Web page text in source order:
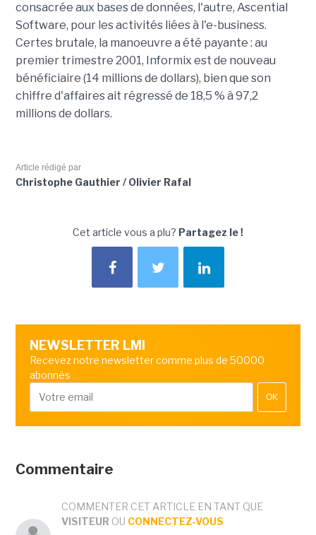
consacrée aux bases de données, l'autre, Ascential
Software, pour les activités liées à l'e-business.
Certes brutale, la manoeuvre a été payante : au
premier trimestre 2001, Informix est de nouveau
bénéficiaire (14 millions de dollars), bien que son
chiffre d'affaires ait régressé de 18,5 % à 97,2
millions de dollars.
Article rédigé par
Christophe Gauthier / Olivier Rafal
Cet article vous a plu? Partagez le !
NEWSLETTER LMI
Recevez notre newsletter comme plus de 50000
abonnés
OK
Commentaire
COMMENTER CET ARTICLE EN TANT QUE
VISITEUR OU CONNECTEZ-VOUS